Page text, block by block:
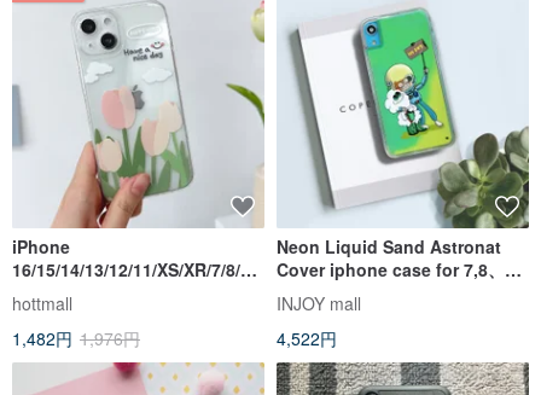
iPhone
16/15/14/13/12/11/XS/XR/7/8/SE
2/SE3 チューリップ 透明電話ケ
ース
hottmall
1,482円 1,976円
Neon Liquid Sand Astronat
Cover iphone case for 7,8、
X、XS、XR、max、11pro、
11max、SE2
INJOY mall
4,522円